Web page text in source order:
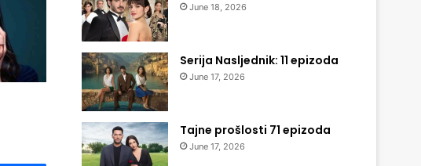
June 18, 2026
Serija Nasljednik: 11 epizoda
June 17, 2026
Tajne prošlosti 71 epizoda
June 17, 2026